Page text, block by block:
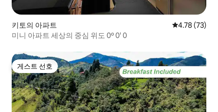
키토의 아파트 평점 4.78점
4.78 (73)
미니 아파트 세상의 중심 위도 0º 0' 0
게스트 선호
게스트 선호